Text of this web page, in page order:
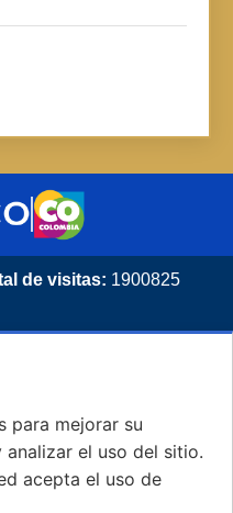
para mejorar su
el uso del sitio.
acepta el uso de
de visitas: 1900825